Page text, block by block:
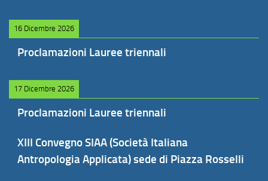
16 Dicembre 2026
Proclamazioni Lauree triennali
17 Dicembre 2026
Proclamazioni Lauree triennali
XIII Convegno SIAA (Società Italiana
Antropologia Applicata) sede di Piazza Rosselli